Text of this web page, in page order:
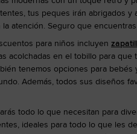
tus peques irán abrigados
atención. Seguro que
para niños incluyen
acolchadas en el tobillo para
tenemos opciones para
Además, todos sus diseños
todo lo que necesitan para
ideales para todo lo que les